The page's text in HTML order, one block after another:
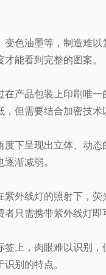
色油墨等，制造难
能看到完整的图案。
产品包装上印刷唯
但需要结合加密技术
下呈现出立体、动
渐减弱。
外线灯的照射下，
只需携带紫外线灯即
上，肉眼难以识别
别的特点。